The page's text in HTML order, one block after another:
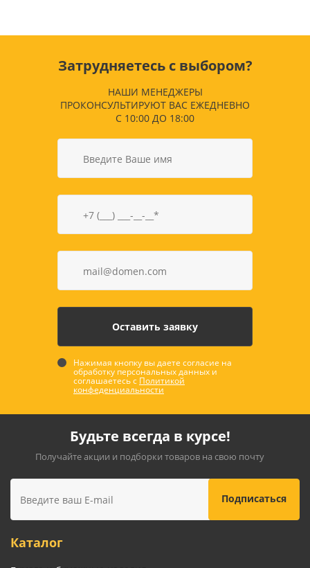
Затрудняетесь с выбором?
НАШИ МЕНЕДЖЕРЫ
ПРОКОНСУЛЬТИРУЮТ ВАС ЕЖЕДНЕВНО
С 10:00 ДО 18:00
Нажимая кнопку вы даете согласие на
обработку персональных данных и
соглашаетесь с Политикой
конфеденциальности
Будьте всегда в курсе!
Получайте акции и подборки товаров на свою почту
Каталог